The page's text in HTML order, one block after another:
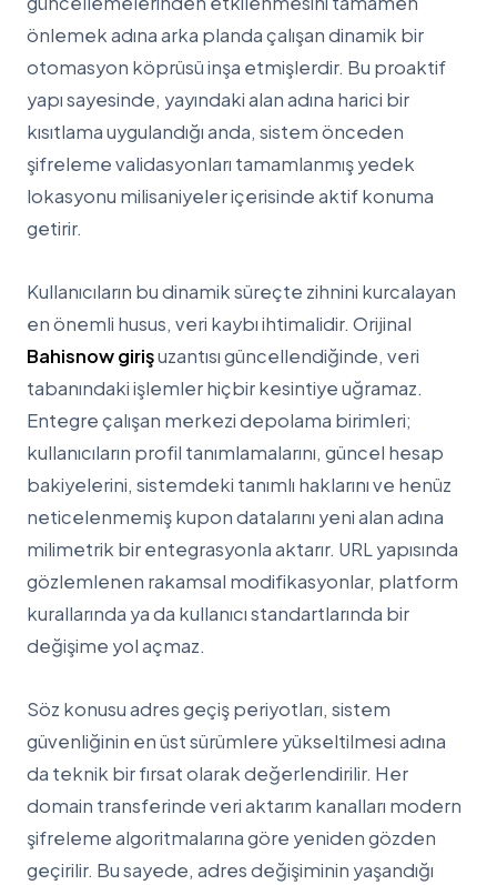
önlemek adına arka planda çalışan dinamik bir
otomasyon köprüsü inşa etmişlerdir. Bu proaktif
yapı sayesinde, yayındaki alan adına harici bir
kısıtlama uygulandığı anda, sistem önceden
şifreleme validasyonları tamamlanmış yedek
lokasyonu milisaniyeler içerisinde aktif konuma
getirir.
Kullanıcıların bu dinamik süreçte zihnini kurcalayan
en önemli husus, veri kaybı ihtimalidir. Orijinal
Bahisnow girişuzantısı güncellendiğinde, veri
tabanındaki işlemler hiçbir kesintiye uğramaz.
Entegre çalışan merkezi depolama birimleri;
kullanıcıların profil tanımlamalarını, güncel hesap
bakiyelerini, sistemdeki tanımlı haklarını ve henüz
neticelenmemiş kupon datalarını yeni alan adına
milimetrik bir entegrasyonla aktarır. URL yapısında
gözlemlenen rakamsal modifikasyonlar, platform
kurallarında ya da kullanıcı standartlarında bir
değişime yol açmaz.
Söz konusu adres geçiş periyotları, sistem
güvenliğinin en üst sürümlere yükseltilmesi adına
da teknik bir fırsat olarak değerlendirilir. Her
domain transferinde veri aktarım kanalları modern
şifreleme algoritmalarına göre yeniden gözden
geçirilir. Bu sayede, adres değişiminin yaşandığı